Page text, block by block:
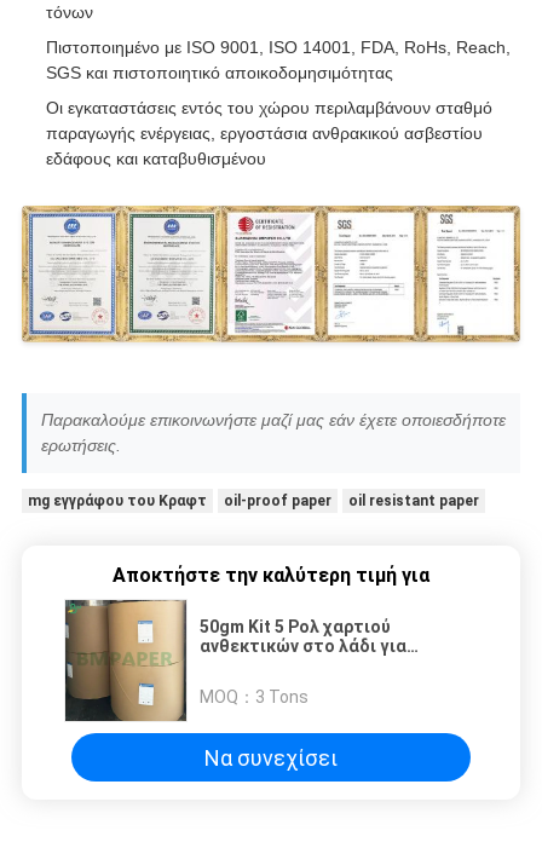
τόνων
Πιστοποιημένο με ISO 9001, ISO 14001, FDA, RoHs, Reach,
SGS και πιστοποιητικό αποικοδομησιμότητας
Οι εγκαταστάσεις εντός του χώρου περιλαμβάνουν σταθμό
παραγωγής ενέργειας, εργοστάσια ανθρακικού ασβεστίου
εδάφους και καταβυθισμένου
Παρακαλούμε επικοινωνήστε μαζί μας εάν έχετε οποιεσδήποτε
ερωτήσεις.
mg εγγράφου του Κραφτ oil-proof paper oil resistant paper
Αποκτήστε την καλύτερη τιμή για
50gm Kit 5 Ρολ χαρτιού
ανθεκτικών στο λάδι για
προϊόντων
MOQ： 3 Tons
Να συνεχίσει